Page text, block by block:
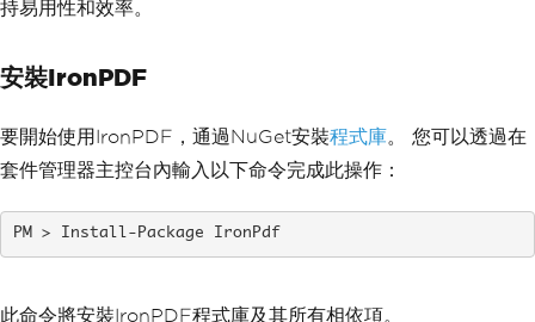
持易用性和效率。
安裝IronPDF
要開始使用IronPDF，通過NuGet安裝程式庫。 您可以透過在
套件管理器主控台內輸入以下命令完成此操作：
Install-Package IronPdf
此命令將安裝IronPDF程式庫及其所有相依項。